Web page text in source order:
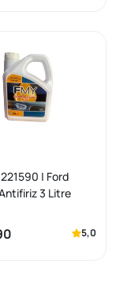
| Ford
3 Litre
5,0